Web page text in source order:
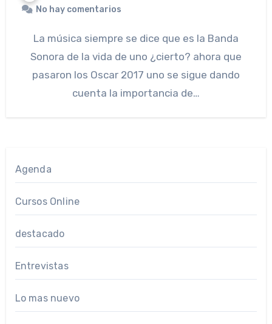
No hay comentarios
La música siempre se dice que es la Banda
Sonora de la vida de uno ¿cierto? ahora que
pasaron los Oscar 2017 uno se sigue dando
cuenta la importancia de…
Agenda
Cursos Online
destacado
Entrevistas
Lo mas nuevo